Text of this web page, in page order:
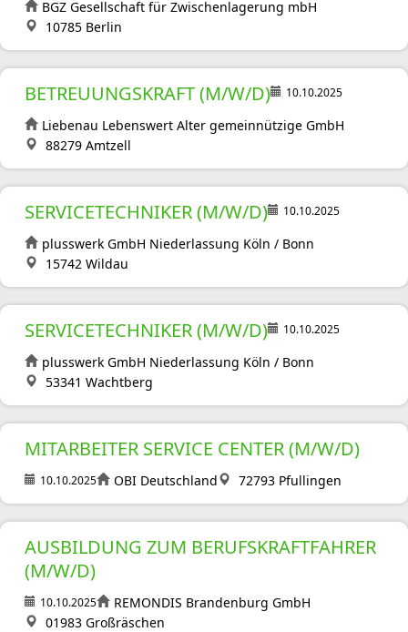
BGZ Gesellschaft für Zwischenlagerung mbH
10785 Berlin
BETREUUNGSKRAFT (M/W/D) 10.10.2025
Liebenau Lebenswert Alter gemeinnützige GmbH
88279 Amtzell
SERVICETECHNIKER (M/W/D) 10.10.2025
plusswerk GmbH Niederlassung Köln / Bonn
15742 Wildau
SERVICETECHNIKER (M/W/D) 10.10.2025
plusswerk GmbH Niederlassung Köln / Bonn
53341 Wachtberg
MITARBEITER SERVICE CENTER (M/W/D)
10.10.2025 OBI Deutschland 72793 Pfullingen
AUSBILDUNG ZUM BERUFSKRAFTFAHRER
(M/W/D)
10.10.2025
REMONDIS Brandenburg GmbH
01983 Großräschen